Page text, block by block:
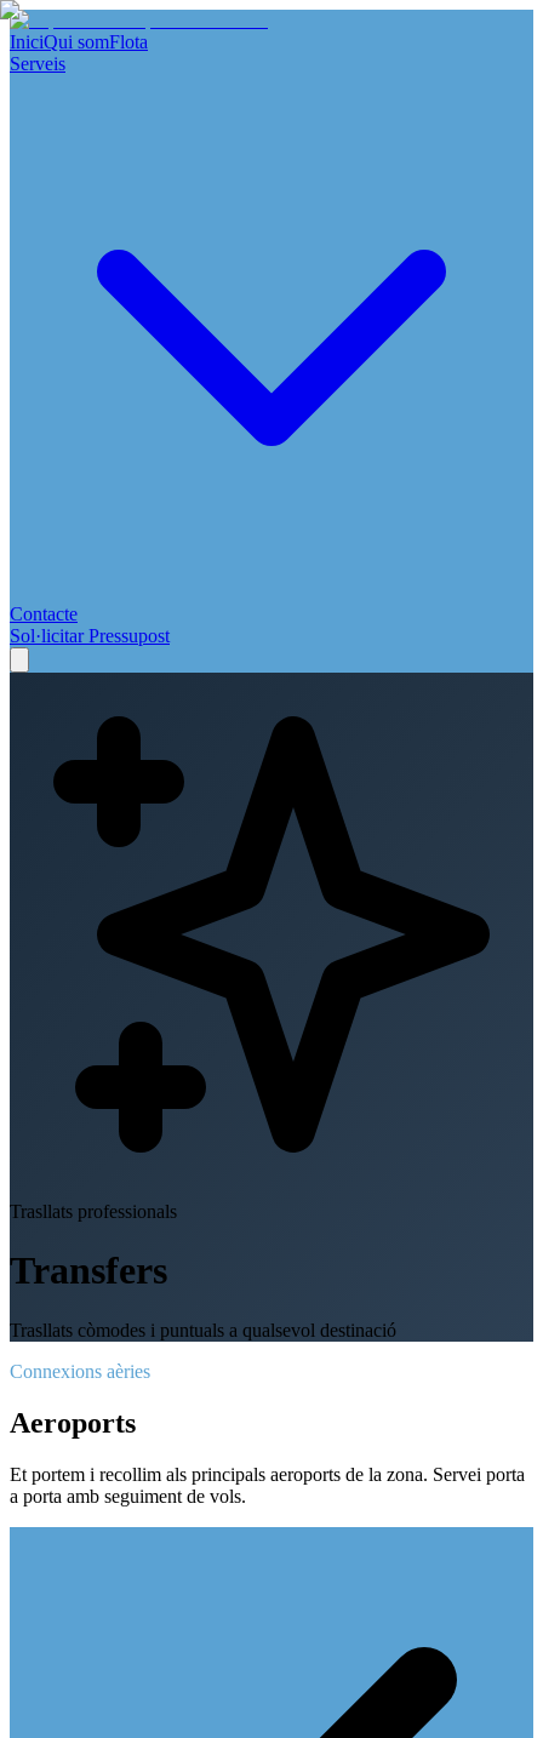
IniciQui somFlota
Serveis
Contacte
Sol·licitar Pressupost
Trasllats professionals
Transfers
Trasllats còmodes i puntuals a qualsevol destinació
Connexions aèries
Aeroports
Et portem i recollim als principals aeroports de la zona. Servei porta
a porta amb seguiment de vols.